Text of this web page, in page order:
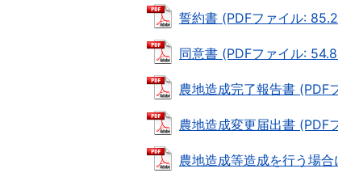
誓約書 (PDFファイル:
同意書 (PDFファイル:
農地造成完了報告書 (PDF
農地造成変更届出書 (PDF
農地造成等造成を行う場